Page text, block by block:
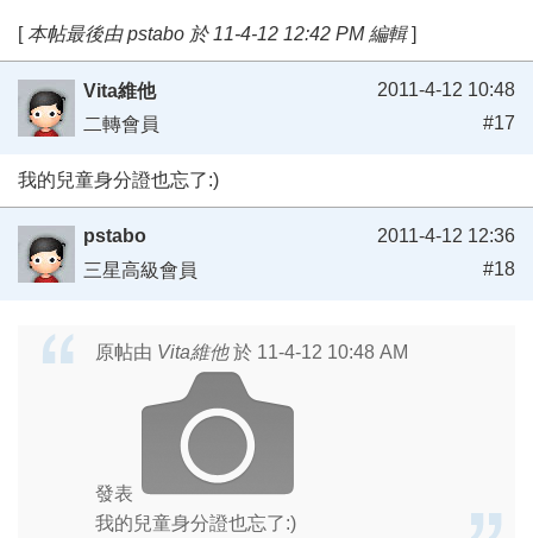
[本帖最後由 pstabo 於 11-4-12 12:42 PM 編輯]
Vita維他
二轉會員
2011-4-12 10:48
#17
我的兒童身分證也忘了:)
pstabo
三星高級會員
2011-4-12 12:36
#18
原帖由 Vita維他於 11-4-12 10:48 AM
發表
我的兒童身分證也忘了:)